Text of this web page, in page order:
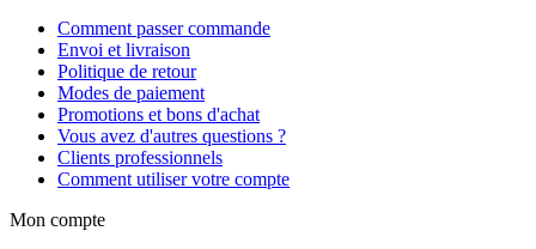
Comment passer commande
Envoi et livraison
Politique de retour
Modes de paiement
Promotions et bons d'achat
Vous avez d'autres questions ?
Clients professionnels
Comment utiliser votre compte
Mon compte